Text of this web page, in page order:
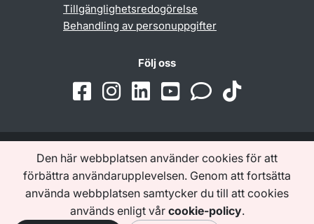
Den här webbplatsen använder cookies för att
förbättra användarupplevelsen. Genom att fortsätta
använda webbplatsen samtycker du till att cookies
används enligt vår cookie-policy.
Tillgänglighetsredogörelse
Behandling av personuppgifter
Följ oss
Samarbeten och nätverk